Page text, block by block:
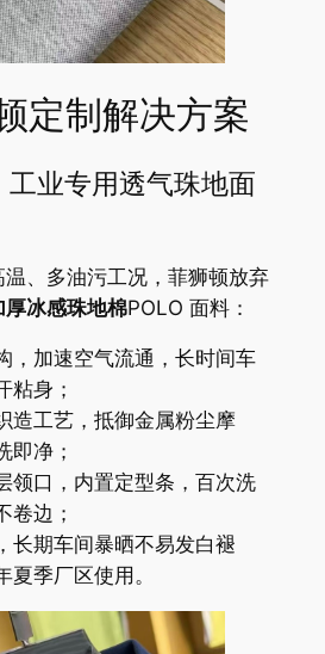
定制解决方案
工业专用透气珠地面
、多油污工况，菲狮顿放弃
厚冰感珠地棉POLO 面料：
，加速空气流通，长时间车
粘身；
造工艺，抵御金属粉尘摩
即净；
领口，内置定型条，百次洗
卷边；
长期车间暴晒不易发白褪
夏季厂区使用。